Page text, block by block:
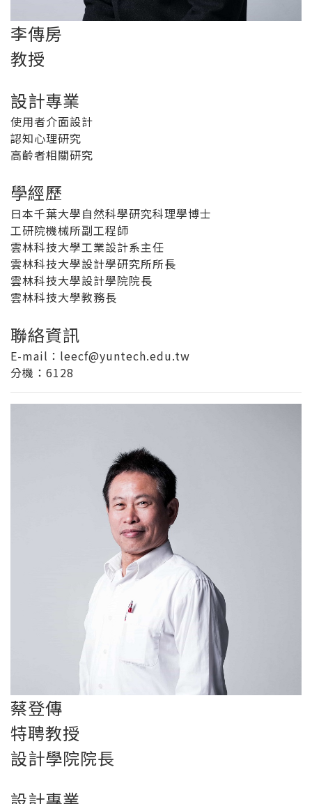
李傳房
教授
設計專業
使用者介面設計
認知心理研究
高齡者相關研究
學經歷
日本千葉大學自然科學研究科理學博士
工研院機械所副工程師
雲林科技大學工業設計系主任
雲林科技大學設計學研究所所長
雲林科技大學設計學院院長
雲林科技大學教務長
聯絡資訊
E-mail：leecf@yuntech.edu.tw
分機 ：6128
蔡登傳
特聘教授
設計學院院長